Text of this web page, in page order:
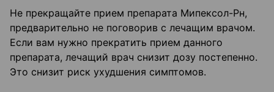
Не прекращайте прием препарата Мипексол-Рн,
предварительно не поговорив с лечащим врачом.
Если вам нужно прекратить прием данного
препарата, лечащий врач снизит дозу постепенно.
Это снизит риск ухудшения симптомов.